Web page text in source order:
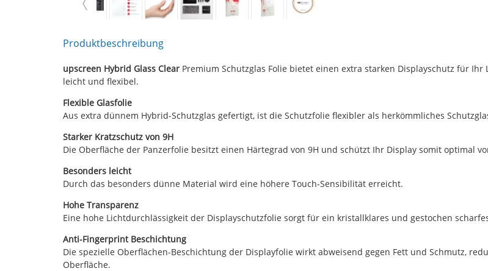
Produktbeschreibung
upscreen Hybrid Glass ClearPremium Schutzglas Folie bietet einen extra starken Displayschutz für
leicht und flexibel.
Flexible Glasfolie
Aus extra dünnem Hybrid-Schutzglas gefertigt, ist die Schutzfolie flexibler als herkömmliches
Starker Kratzschutz von 9H
Die Oberfläche der Panzerfolie besitzt einen Härtegrad von 9H und schützt Ihr Display somit optimal
Besonders leicht
Durch das besonders dünne Material wird eine höhere Touch-Sensibilität erreicht.
Hohe Transparenz
Eine hohe Lichtdurchlässigkeit der Displayschutzfolie sorgt für ein kristallklares und gestochen
Anti-Fingerprint Beschichtung
Die spezielle Oberflächen-Beschichtung der Displayfolie wirkt abweisend gegen Fett und Schmutz,
Oberfläche.